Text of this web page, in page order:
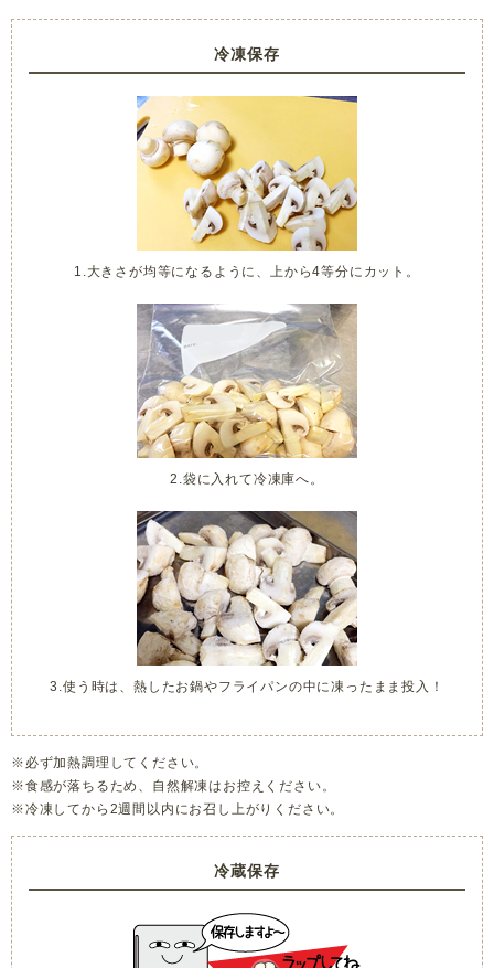
冷凍保存
1.大きさが均等になるように、上から4等分にカット。
2.袋に入れて冷凍庫へ。
3.使う時は、熱したお鍋やフライパンの中に凍ったまま投入！
※必ず加熱調理してください。
※食感が落ちるため、自然解凍はお控えください。
※冷凍してから2週間以内にお召し上がりください。
冷蔵保存